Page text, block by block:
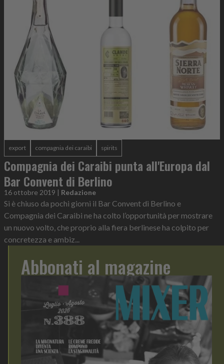
export compagnia dei caraibi spirits
Compagnia dei Caraibi punta all'Europa dal
Bar Convent di Berlino
16 ottobre 2019 | Redazione
Si è chiuso da pochi giorni il Bar Convent di Berlino e
Compagnia dei Caraibi ne ha colto l’opportunità per mostrare
un nuovo volto, che proprio alla fiera berlinese ha colpito per
concretezza e ambiz...
Abbonati al magazine